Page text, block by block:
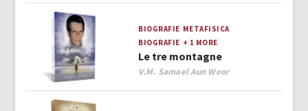
BIOGRAFIE METAFISICA
BIOGRAFIE + 1 MORE
Le tre montagne
Author
V.M. Samael Aun Weor